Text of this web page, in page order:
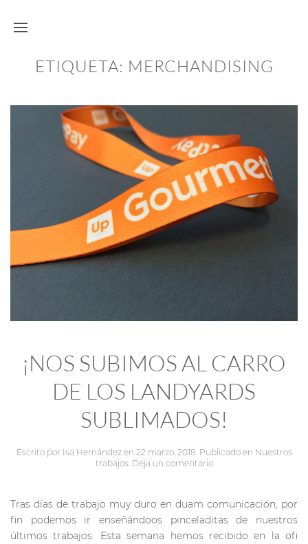
ETIQUETA: MERCHANDISING
¡NOS SUBIMOS AL CARRO
DE LOS LANDYARDS
SUBLIMADOS!
Escrito por Isa Hernándezen 22 marzo, 2018 . Publicado en Nuestros
trabajos. Deja un comentario
Tras días de trabajo muy duro en duam comunicación, por
fin podemos ir enseñándoos pinceladitas de nuestros
últimos trabajos. Esta semana hemos recibido en la ofi